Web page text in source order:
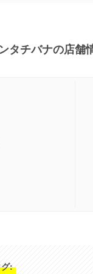
タチバナの店舗
: